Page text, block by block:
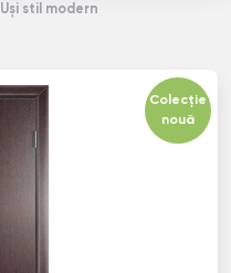
Uși stil modern
Colecție
nouă